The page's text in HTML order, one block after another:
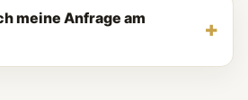
meine Anfrage am